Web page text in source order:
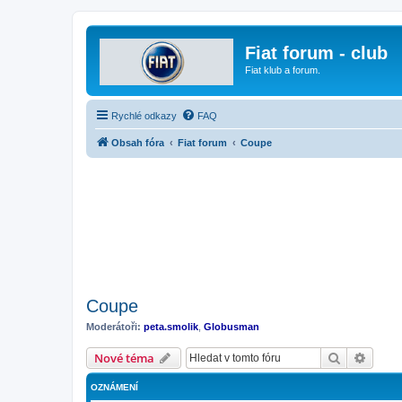
Fiat forum - club
Fiat klub a forum.
Rychlé odkazy FAQ
Obsah fóra Fiat forum Coupe
Coupe
Moderátoři: peta.smolik Globusman
Nové téma Hledat
OZNÁMENÍ